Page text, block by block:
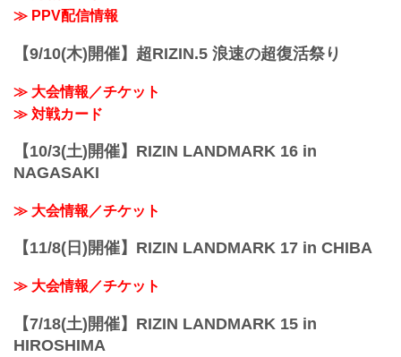
応募条件
項目 条件
≫ PPV配信情報
【9/10(木)開催】超RIZIN.5 浪速の超復活祭り
≫ 大会情報／チケット
≫ 対戦カード
【10/3(土)開催】RIZIN LANDMARK 16 in
NAGASAKI
≫ 大会情報／チケット
【11/8(日)開催】RIZIN LANDMARK 17 in CHIBA
≫ 大会情報／チケット
【7/18(土)開催】RIZIN LANDMARK 15 in
HIROSHIMA